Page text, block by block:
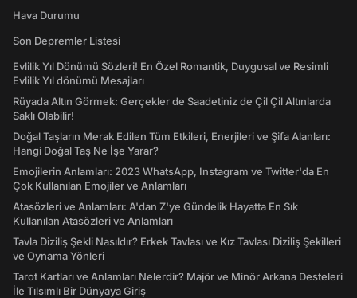
Hava Durumu
Son Depremler Listesi
Evlilik Yıl Dönümü Sözleri! En Özel Romantik, Duygusal ve Resimli
Evlilik Yıl dönümü Mesajları
Rüyada Altın Görmek: Gerçekler de Saadetiniz de Çil Çil Altınlarda
Saklı Olabilir!
Doğal Taşların Merak Edilen Tüm Etkileri, Enerjileri ve Şifa Alanları:
Hangi Doğal Taş Ne İşe Yarar?
Emojilerin Anlamları: 2023 WhatsApp, Instagram ve Twitter'da En
Çok Kullanılan Emojiler ve Anlamları
Atasözleri ve Anlamları: A'dan Z'ye Gündelik Hayatta En Sık
Kullanılan Atasözleri ve Anlamları
Tavla Diziliş Şekli Nasıldır? Erkek Tavlası ve Kız Tavlası Diziliş Şekilleri
ve Oynama Yönleri
Tarot Kartları ve Anlamları Nelerdir? Majör ve Minör Arkana Desteleri
İle Tılsımlı Bir Dünyaya Giriş